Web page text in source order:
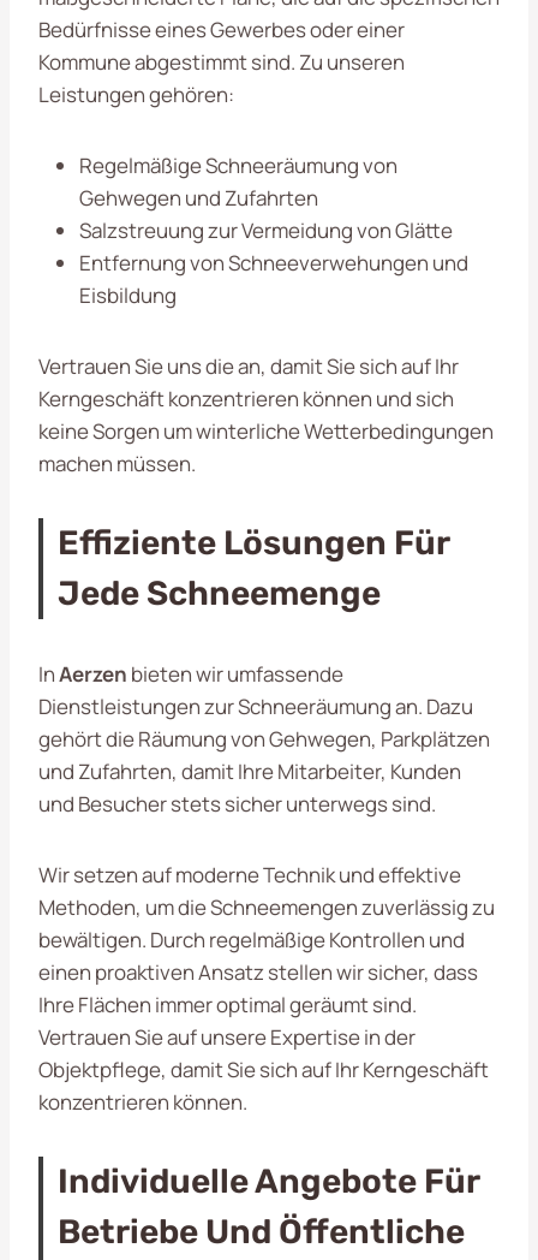
Bedürfnisse eines Gewerbes oder einer
Kommune abgestimmt sind. Zu unseren
Leistungen gehören:
Regelmäßige Schneeräumung von
Gehwegen und Zufahrten
Salzstreuung zur Vermeidung von Glätte
Entfernung von Schneeverwehungen und
Eisbildung
Vertrauen Sie uns die an, damit Sie sich auf Ihr
Kerngeschäft konzentrieren können und sich
keine Sorgen um winterliche Wetterbedingungen
machen müssen.
Effiziente Lösungen Für
Jede Schneemenge
InAerzen bieten wir umfassende
Dienstleistungen zur Schneeräumung an. Dazu
gehört die Räumung von Gehwegen, Parkplätzen
und Zufahrten, damit Ihre Mitarbeiter, Kunden
und Besucher stets sicher unterwegs sind.
Wir setzen auf moderne Technik und effektive
Methoden, um die Schneemengen zuverlässig zu
bewältigen. Durch regelmäßige Kontrollen und
einen proaktiven Ansatz stellen wir sicher, dass
Ihre Flächen immer optimal geräumt sind.
Vertrauen Sie auf unsere Expertise in der
Objektpflege, damit Sie sich auf Ihr Kerngeschäft
konzentrieren können.
Individuelle Angebote Für
Betriebe Und Öffentliche